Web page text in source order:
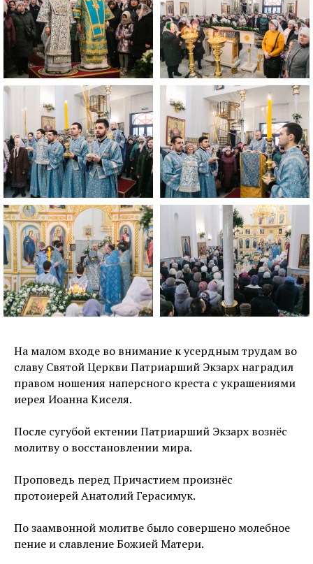
На малом входе во внимание к усердным трудам во
славу Святой Церкви Патриарший Экзарх наградил
правом ношения наперсного креста с украшениями
иерея Иоанна Киселя.
После сугубой ектении Патриарший Экзарх вознёс
молитву о восстановлении мира.
Проповедь перед Причастием произнёс
протоиерей Анатолий Герасимук.
По заамвонной молитве было совершено молебное
пение и славление Божией Матери.